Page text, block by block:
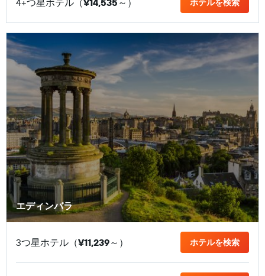
4+つ星ホテル（¥14,535 ​～） ホテルを検索
エディンバラ
3つ星ホテル（¥11,239​～） ホテルを検索